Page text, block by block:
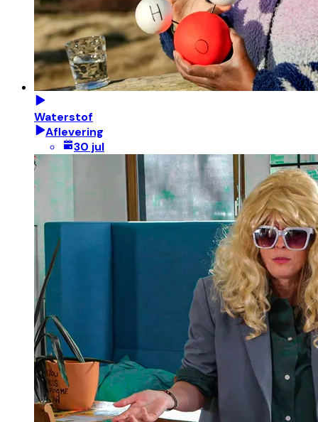
Waterstof
Aflevering
30 jul